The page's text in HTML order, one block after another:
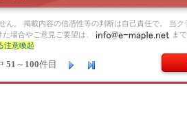
。 掲載内容の信憑性等の判断は自己責任で。 当ク
場合やご意見ご要望は、
ま
注意喚起
51 ～ 100件目